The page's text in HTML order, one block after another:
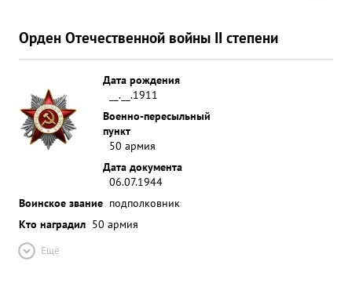
Орден Отечественной войны II степени
Дата рождения
__.__.1911
Военно-пересыльный
пункт
50 армия
Дата документа
06.07.1944
Воинское звание подполковник
Кто наградил 50 армия
Ещё